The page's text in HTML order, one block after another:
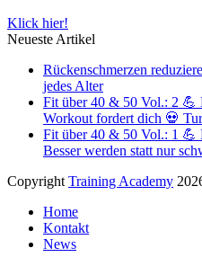
Klick hier!
Neueste Artikel
Rückenschmerzen
jedes Alter
Fit über 40 & 50 Vol.: 2
Workout fordert dich 💀
Fit über 40 & 50 Vol.: 1 💪
Besser werden statt nur
Copyright Training Academy
Home
Kontakt
News